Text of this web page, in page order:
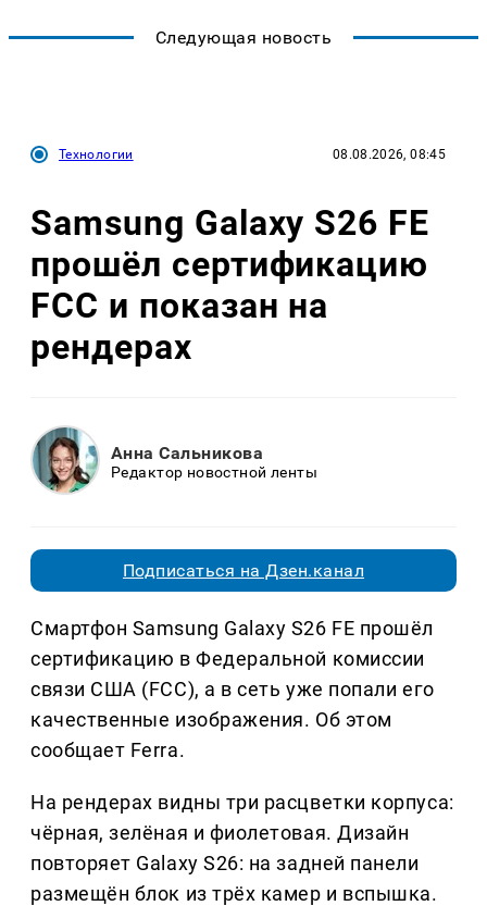
Следующая новость
Технологии 08.08.2026, 08:45
Samsung Galaxy S26 FE
прошёл сертификацию
FCC и показан на
рендерах
Анна Сальникова
Редактор новостной ленты
Подписаться на Дзен.канал
Смартфон Samsung Galaxy S26 FE прошёл
сертификацию в Федеральной комиссии
связи США (FCC), а в сеть уже попали его
качественные изображения. Об этом
сообщает Ferra.
На рендерах видны три расцветки корпуса:
чёрная, зелёная и фиолетовая. Дизайн
повторяет Galaxy S26: на задней панели
размещён блок из трёх камер и вспышка.